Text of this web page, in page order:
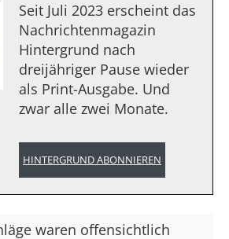
Seit Juli 2023 erscheint das
Nachrichtenmagazin
Hintergrund nach
dreijähriger Pause wieder
als Print-Ausgabe. Und
zwar alle zwei Monate.
HINTERGRUND ABONNIEREN
waren offensichtlich